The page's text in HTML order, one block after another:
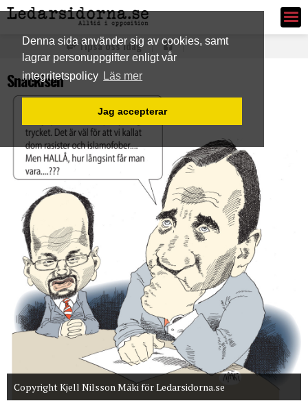
Denna sida använder sig av cookies, samt
lagrar personuppgifter enligt vår
integritetspolicy Läs mer
Jag accepterar
Ledarsidorna.se
Tipsa oss idag
Snackisen
Copyright Kjell Nilsson Mäki för Ledarsidorna.se